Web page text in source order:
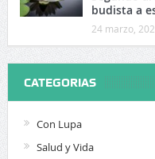
budista a
24 marzo,
CATEGORIAS
Con Lupa
Salud y Vida